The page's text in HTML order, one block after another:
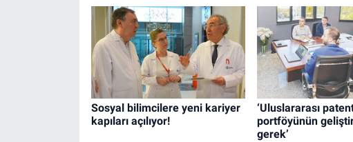
Sosyal bilimcilere yeni kariyer
kapıları açılıyor!
‘Uluslararası
portföyünün
gerek’